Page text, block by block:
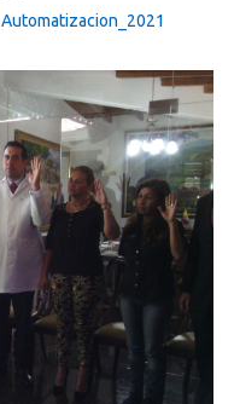
Automatizacion_2021